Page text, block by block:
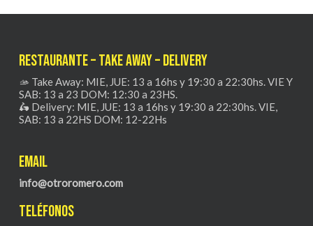
Restaurante – Take Away – Delivery
🫴 Take Away: MIE, JUE: 13 a 16hs y 19:30 a 22:30hs. VIE Y
SAB: 13 a 23 DOM: 12:30 a 23HS.
🛵 Delivery: MIE, JUE: 13 a 16hs y 19:30 a 22:30hs. VIE,
SAB: 13 a 22HS DOM: 12-22Hs
Email
info@otroromero.com
Teléfonos